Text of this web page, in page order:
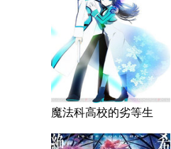
魔法科高校的劣等生